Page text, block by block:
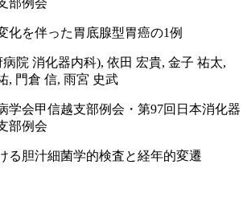
部例会
を伴った胃底腺型胃癌の1例
病院 消化器内科), 依田 宏貴, 金子 祐太,
, 門倉 信, 雨宮 史武
学会甲信越支部例会・第97回日本消化器
部例会
る胆汁細菌学的検査と経年的変遷